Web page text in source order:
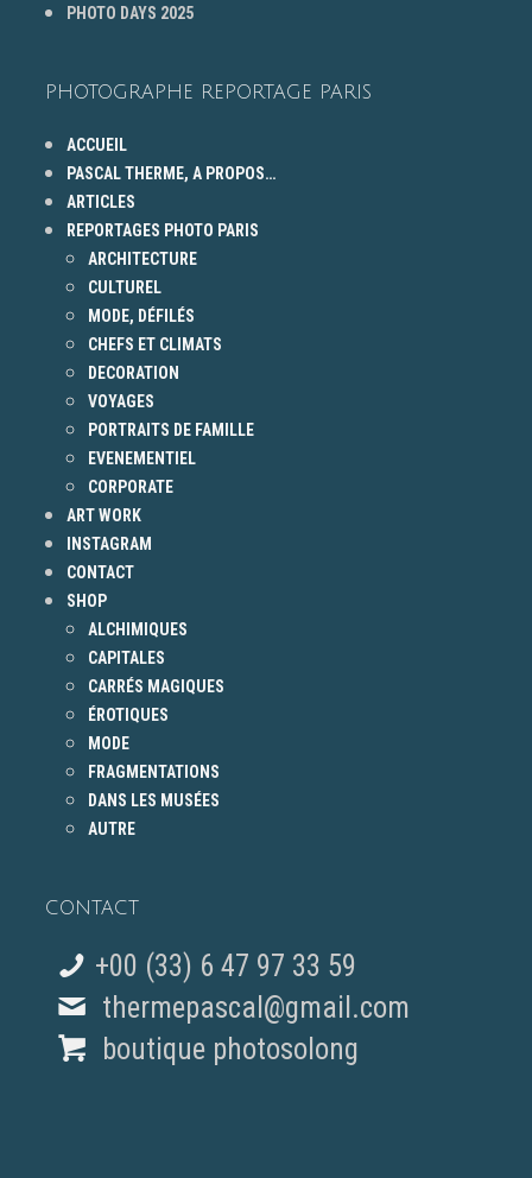
PHOTO DAYS 2025
PHOTOGRAPHE REPORTAGE PARIS
ACCUEIL
PASCAL THERME, A PROPOS…
ARTICLES
REPORTAGES PHOTO PARIS
ARCHITECTURE
CULTUREL
MODE, DÉFILÉS
CHEFS ET CLIMATS
DECORATION
VOYAGES
PORTRAITS DE FAMILLE
EVENEMENTIEL
CORPORATE
ART WORK
INSTAGRAM
CONTACT
SHOP
ALCHIMIQUES
CAPITALES
CARRÉS MAGIQUES
ÉROTIQUES
MODE
FRAGMENTATIONS
DANS LES MUSÉES
AUTRE
CONTACT
+00 (33) 6 47 97 33 59
thermepascal@gmail.com
boutique photosolong